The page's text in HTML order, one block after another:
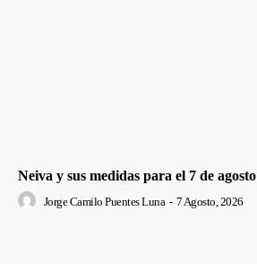
Neiva y sus medidas para el 7 de agosto
Jorge Camilo Puentes Luna - 7 Agosto, 2026